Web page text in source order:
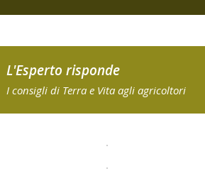
L'Esperto risponde
I consigli di Terra e Vita agli agricoltori